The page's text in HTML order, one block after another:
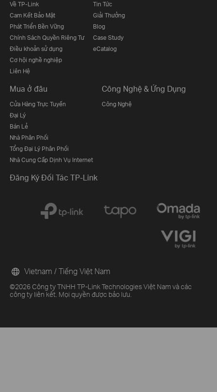
Về TP-Link
Cam Kết Bảo Mật
Phát Triển Bền Vững
Chính Sách Quyền Riêng Tư
Điều khoản sử dụng
Cơ hội nghề nghiệp
Liên Hệ
Tin Tức
Giải Thưởng
Blog
Case Study
eCatalog
Mua ở đâu
Cửa Hàng Trực Tuyến
Đại Lý
Bán Lẻ
Nhà Phân Phối
Tổng Đại Lý Phân Phối
Nhà Cung Cấp Dịnh Vụ Internet
Công Nghệ & Ứng Dụng
Công Nghệ
Đăng Ký Đối Tác TP-Link
©2026 Công ty TNHH TP-Link Technologies Việt Nam và các
công ty liên kết. Mọi quyền được bảo lưu.
Vietnam / Tiếng Việt Nam